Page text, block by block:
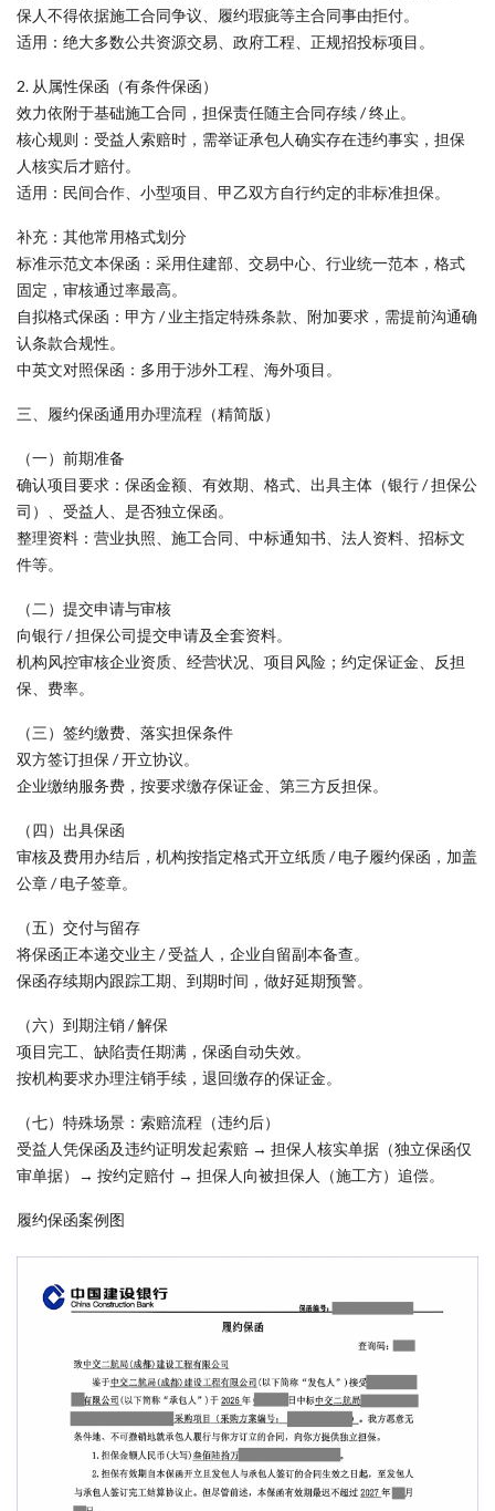
保人不得依据施工合同争议、履约瑕疵等主合同事由拒付。
适用：绝大多数公共资源交易、政府工程、正规招投标项目。
2. 从属性保函（有条件保函）
效力依附于基础施工合同，担保责任随主合同存续 / 终止。
核心规则：受益人索赔时，需举证承包人确实存在违约事实，担保
人核实后才赔付。
适用：民间合作、小型项目、甲乙双方自行约定的非标准担保。
补充：其他常用格式划分
标准示范文本保函：采用住建部、交易中心、行业统一范本，格式
固定，审核通过率最高。
自拟格式保函：甲方 / 业主指定特殊条款、附加要求，需提前沟通确
认条款合规性。
中英文对照保函：多用于涉外工程、海外项目。
三、履约保函通用办理流程（精简版）
（一）前期准备
确认项目要求：保函金额、有效期、格式、出具主体（银行 / 担保公
司）、受益人、是否独立保函。
整理资料：营业执照、施工合同、中标通知书、法人资料、招标文
件等。
（二）提交申请与审核
向银行 / 担保公司提交申请及全套资料。
机构风控审核企业资质、经营状况、项目风险；约定保证金、反担
保、费率。
（三）签约缴费、落实担保条件
双方签订担保 / 开立协议。
企业缴纳服务费，按要求缴存保证金、第三方反担保。
（四）出具保函
审核及费用办结后，机构按指定格式开立纸质 / 电子履约保函，加盖
公章 / 电子签章。
（五）交付与留存
将保函正本递交业主 / 受益人，企业自留副本备查。
保函存续期内跟踪工期、到期时间，做好延期预警。
（六）到期注销 / 解保
项目完工、缺陷责任期满，保函自动失效。
按机构要求办理注销手续，退回缴存的保证金。
（七）特殊场景：索赔流程（违约后）
受益人凭保函及违约证明发起索赔 → 担保人核实单据（独立保函仅
审单据）→ 按约定赔付 → 担保人向被担保人（施工方）追偿。
履约保函案例图